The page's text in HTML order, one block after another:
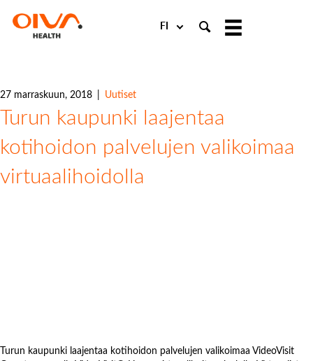
Choose
27 marraskuun, 2018 | Uutiset
Turun kaupunki laajentaa
kotihoidon palvelujen valikoimaa
virtuaalihoidolla
Turun kaupunki laajentaa kotihoidon palvelujen valikoimaa VideoVisit